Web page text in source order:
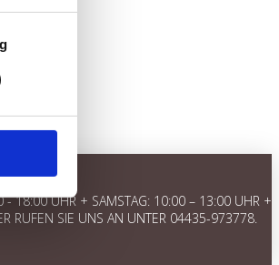
- 18:00 UHR + SAMSTAG: 10:00 – 13:00 UHR +
RUFEN SIE UNS AN UNTER 04435-973778.